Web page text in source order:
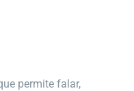
permite falar,